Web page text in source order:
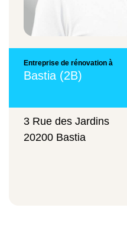
Entreprise de rénovation à
Bastia (2B)
3 Rue des Jardins
20200 Bastia